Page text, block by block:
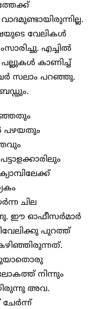
വേലികൾ
എച്ചിൽ
കാണിച്ച്
സലാം പറഞ്ഞു.
പഴയതും
ചില
ഈ ഓഫീസർമാർ
പുറത്ത്
നിന്നും
അവ.
ചേർന്ന്